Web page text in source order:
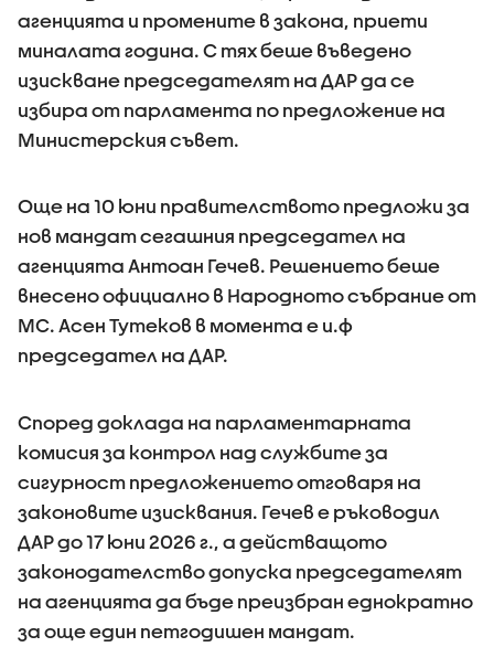
агенцията и промените в закона, приети
миналата година. С тях беше въведено
изискване председателят на ДАР да се
избира от парламента по предложение на
Министерския съвет.
Още на 10 юни правителството предложи за
нов мандат сегашния председател на
агенцията Антоан Гечев. Решението беше
внесено официално в Народното събрание от
МС. Асен Тутеков в момента е и.ф
председател на ДАР.
Според доклада на парламентарната
комисия за контрол над службите за
сигурност предложението отговаря на
законовите изисквания. Гечев е ръководил
ДАР до 17 юни 2026 г., а действащото
законодателство допуска председателят
на агенцията да бъде преизбран еднократно
за още един петгодишен мандат.